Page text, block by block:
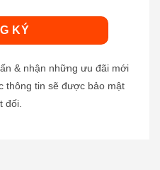
& nhận những ưu đãi mới
thông tin sẽ được bảo mật
đối.